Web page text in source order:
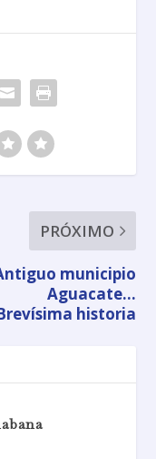
PRÓXIMO
municipio
Aguacate…
historia